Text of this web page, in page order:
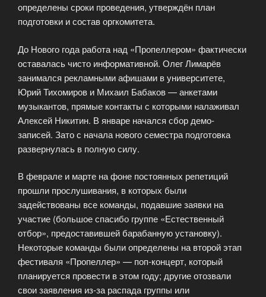
определены сроки проведения, утверждён план
подготовки и состав оргкомитета.
До Нового года работа над «Пропеллером» фактически
оставалась чисто информативной. Олег Лимарёв
занимался рекламными афишами в университете,
Юрий Тихомиров и Михаил Бабаков — анкетами
музыкантов, прямые контакты с которыми налаживал
Алексей Никитин. В январе начался сбор демо-
записей. Зато с начала нового семестра подготовка
развернулась в полную силу.
В феврале и марте на фоне постоянных репетиций
прошли прослушивания, в которых были
задействованы все команды, подавшие заявки на
участие (большое спасибо группе «Естественный
отбор», предоставившей барабанную установку).
Некоторые команды были определены на второй этап
фестиваля «Пропеллер» — поп-концерт, который
планируется провести в этом году; другие отозвали
свои заявления из-за распада группы или